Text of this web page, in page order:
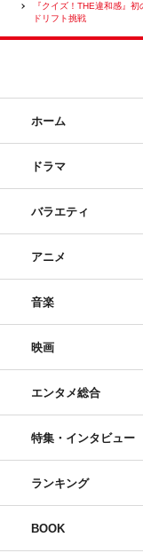
『クイズ！THE違和感』
ドリフト挑戦
ホーム
ドラマ
バラエティ
アニメ
音楽
映画
エンタメ総合
特集・インタビュー
ランキング
BOOK